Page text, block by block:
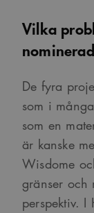
Vilka
De fyra
som i
som en
är kanske
Wisdome
gränser och
perspektiv. I